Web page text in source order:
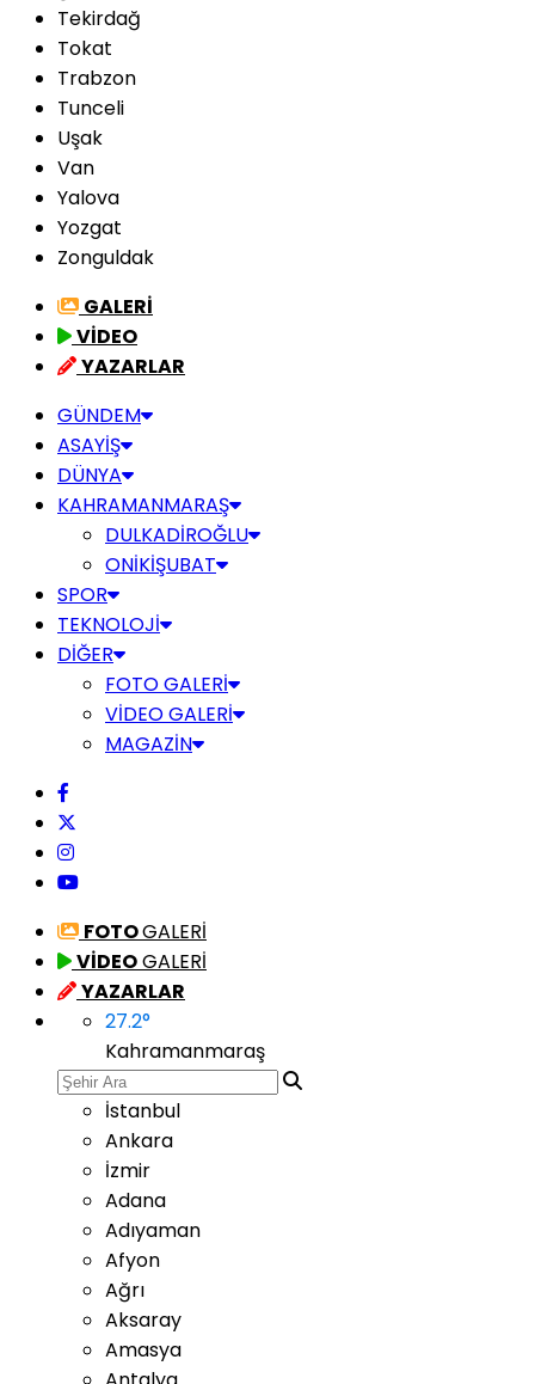
Tekirdağ
Tokat
Trabzon
Tunceli
Uşak
Van
Yalova
Yozgat
Zonguldak
GALERİ
VİDEO
YAZARLAR
GÜNDEM
ASAYİŞ
DÜNYA
KAHRAMANMARAŞ
DULKADİROĞLU
ONİKİŞUBAT
SPOR
TEKNOLOJİ
DİĞER
FOTO GALERİ
VİDEO GALERİ
MAGAZİN
FOTOGALERİ
VİDEOGALERİ
YAZARLAR
27.2°
Kahramanmaraş
İstanbul
Ankara
İzmir
Adana
Adıyaman
Afyon
Ağrı
Aksaray
Amasya